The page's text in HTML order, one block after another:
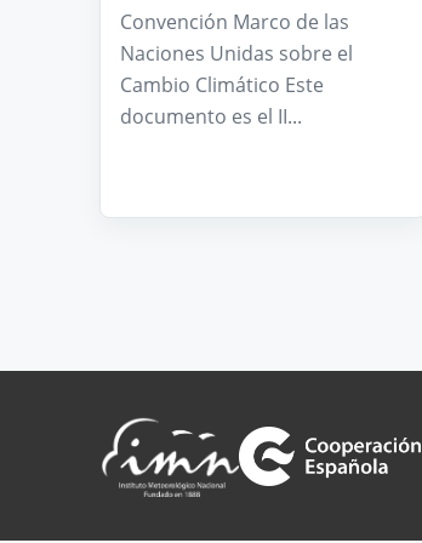
Convención Marco de las
Naciones Unidas sobre el
Cambio Climático Este
documento es el II...